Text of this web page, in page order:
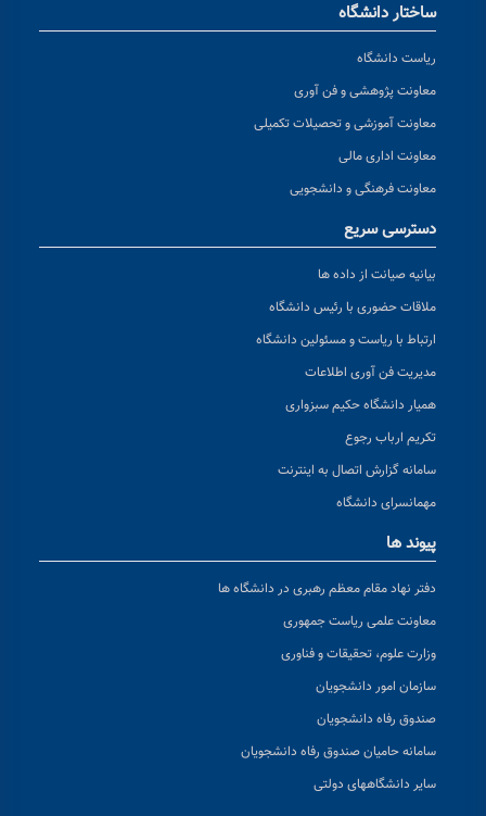
ساختار دانشگاه
ریاست دانشگاه
معاونت پژوهشی و فن آوری
معاونت آموزشی و تحصیلات تکمیلی
معاونت اداری مالی
معاونت فرهنگی و دانشجویی
دسترسی سریع
بیانیه صیانت از داده ها
ملاقات حضوری با رئیس دانشگاه
ارتباط با ریاست و مسئولین دانشگاه
مدیریت فن آوری اطلاعات
همیار دانشگاه حکیم سبزواری
تکریم ارباب رجوع
سامانه گزارش اتصال به اینترنت
مهمانسرای دانشگاه
پیوند ها
دفتر نهاد مقام معظم رهبری در دانشگاه ها
معاونت علمی ریاست جمهوری
وزارت علوم، تحقیقات و فناوری
سازمان امور دانشجویان
صندوق رفاه دانشجویان
سامانه حامیان صندوق رفاه دانشجویان
سایر دانشگاههای دولتی